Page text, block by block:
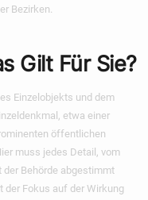
Bezirken.
Gilt Für Sie?
Einzelobjekts und dem
etwa einer
öffentlichen
muss jedes Detail, vom
Behörde abgestimmt
der Fokus auf der Wirkung